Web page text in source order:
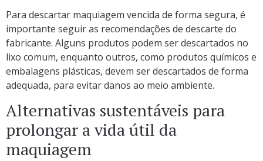
Para descartar maquiagem vencida de forma segura, é
importante seguir as recomendações de descarte do
fabricante. Alguns produtos podem ser descartados no
lixo comum, enquanto outros, como produtos químicos e
embalagens plásticas, devem ser descartados de forma
adequada, para evitar danos ao meio ambiente.
Alternativas sustentáveis para
prolongar a vida útil da
maquiagem